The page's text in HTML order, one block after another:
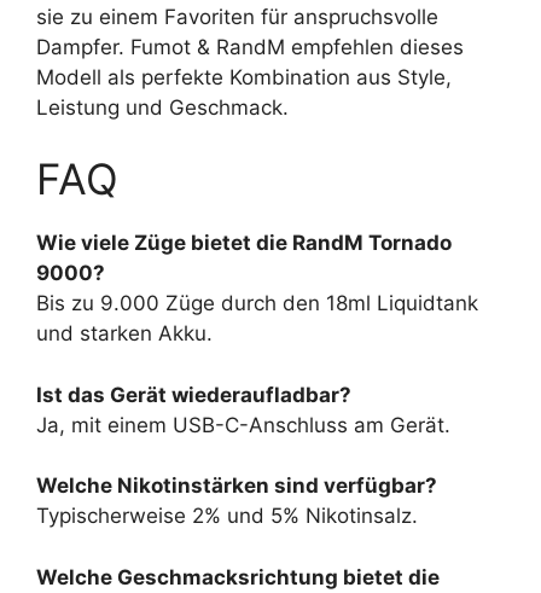
sie zu einem Favoriten für anspruchsvolle
Dampfer. Fumot & RandM empfehlen dieses
Modell als perfekte Kombination aus Style,
Leistung und Geschmack.
FAQ
Wie viele Züge bietet die RandM Tornado
9000?
Bis zu 9.000 Züge durch den 18ml Liquidtank
und starken Akku.
Ist das Gerät wiederaufladbar?
Ja, mit einem USB-C-Anschluss am Gerät.
Welche Nikotinstärken sind verfügbar?
Typischerweise 2% und 5% Nikotinsalz.
Welche Geschmacksrichtung bietet die